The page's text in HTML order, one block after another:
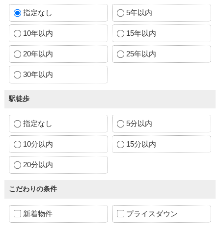
指定なし 5年以内
10年以内 15年以内
20年以内 25年以内
30年以内
駅徒歩
指定なし 5分以内
10分以内 15分以内
20分以内
こだわりの条件
新着物件 プライスダウン